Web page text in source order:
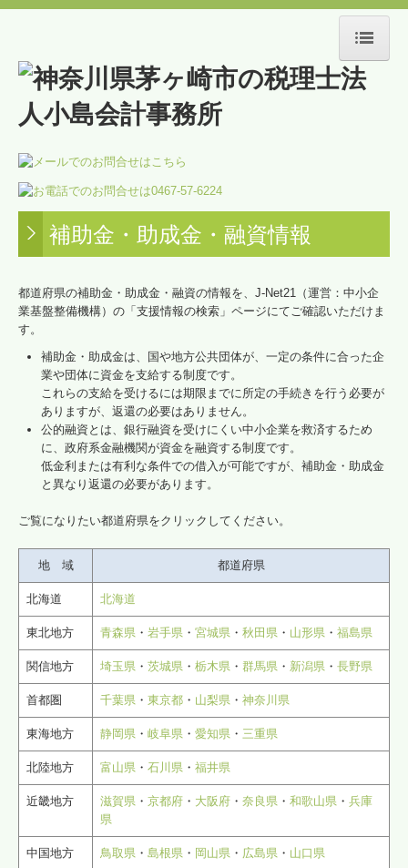
HOME
事務所紹介
スタッフ紹介
当事務所のサービス
経営サポート
相続・贈与
不動産経営サポート
経営革新等支援機関とは
料金について
経営者お役立ち情報
経営アドバイス・コーナー
お問合せ
補助金・助成金・融資情報
都道府県の補助金・助成金・融資の情報を、J-Net21（運営：中小企
業基盤整備機構）の「支援情報の検索」ページにてご確認いただけま
す。
補助金・助成金は、国や地方公共団体が、一定の条件に合った企
業や団体に資金を支給する制度です。
これらの支給を受けるには期限までに所定の手続きを行う必要が
ありますが、返還の必要はありません。
公的融資とは、銀行融資を受けにくい中小企業を救済するため
に、政府系金融機関が資金を融資する制度です。
低金利または有利な条件での借入が可能ですが、補助金・助成金
と異なり返還の必要があります。
ご覧になりたい都道府県をクリックしてください。
地 域 都道府県
北海道 北海道
東北地方 青森県 ・ 岩手県 ・ 宮城県 ・ 秋田県 ・ 山形県 ・ 福島県
関信地方 埼玉県 ・ 茨城県 ・ 栃木県 ・ 群馬県 ・ 新潟県 ・ 長野県
首都圏 千葉県 ・ 東京都 ・ 山梨県 ・ 神奈川県
東海地方 静岡県 ・ 岐阜県 ・ 愛知県 ・ 三重県
北陸地方 富山県 ・ 石川県 ・ 福井県
近畿地方 滋賀県 ・ 京都府 ・ 大阪府 ・ 奈良県 ・ 和歌山県 ・ 兵庫
県
中国地方 鳥取県 ・ 島根県 ・ 岡山県 ・ 広島県 ・ 山口県